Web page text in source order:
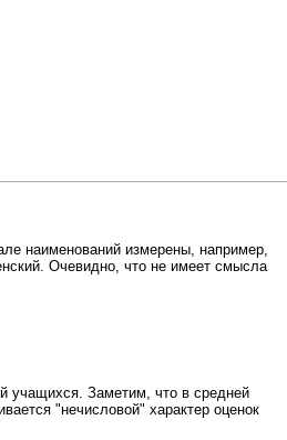
наименований измерены, например,
Очевидно, что не имеет смысла
учащихся. Заметим, что в средней
"нечисловой" характер оценок